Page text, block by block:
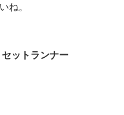
ね。
ットランナー